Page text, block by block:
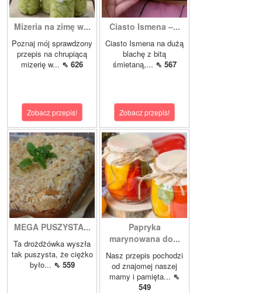
Mizeria na zimę w...
Poznaj mój sprawdzony
przepis na chrupiącą
mizerię w... ⇖ 626
Zobacz przepis!
Ciasto Ismena –...
Ciasto Ismena na dużą
blachę z bitą
śmietaną,... ⇖ 567
Zobacz przepis!
MEGA PUSZYSTA...
Ta drożdżówka wyszła
tak puszysta, że ciężko
było... ⇖ 559
Papryka
marynowana do...
Nasz przepis pochodzi
od znajomej naszej
mamy i pamięta... ⇖
549